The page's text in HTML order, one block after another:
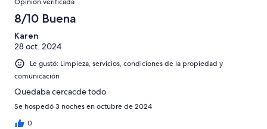
8/10 Buena
Karen
28 oct. 2024
Le gustó: Limpieza, servicios, condiciones de la propiedad y
comunicación
Quedaba cercacde todo
Se hospedó 3 noches en octubre de 2024
0